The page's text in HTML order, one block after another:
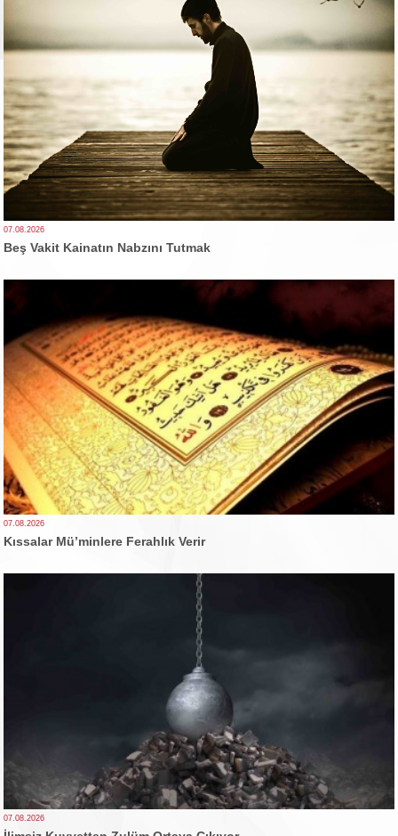
07.08.2026
Beş Vakit Kainatın Nabzını Tutmak
07.08.2026
Kıssalar Mü’minlere Ferahlık Verir
07.08.2026